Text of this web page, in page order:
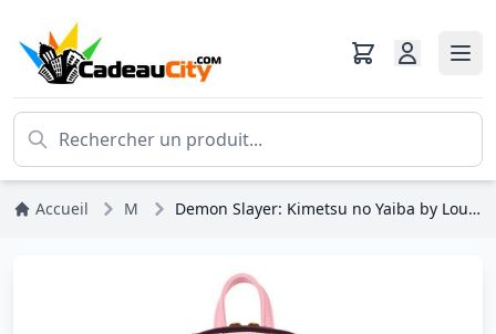
Accueil Demon Slayer: Kimetsu no Yaiba by Loungefly Mini sac à dos Nezuko Kamado Cosplay